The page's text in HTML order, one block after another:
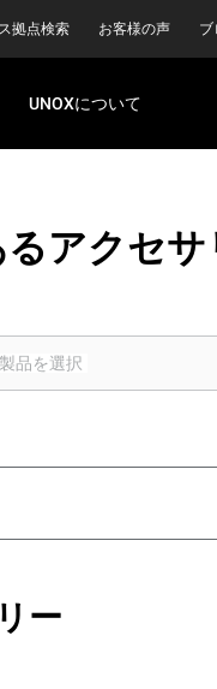
拠点検索 お客様の声 ブ
UNOXについて
アクセ
製品を選択
ー